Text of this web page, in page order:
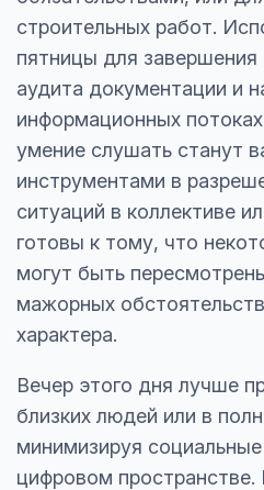
строительных работ.
пятницы для завершения
аудита документации и
информационных
умение слушать станут
инструментами в
ситуаций в коллективе
готовы к тому, что
могут быть
мажорных
характера.
Вечер этого дня лучше
близких людей или в
минимизируя
цифровом пространстве.